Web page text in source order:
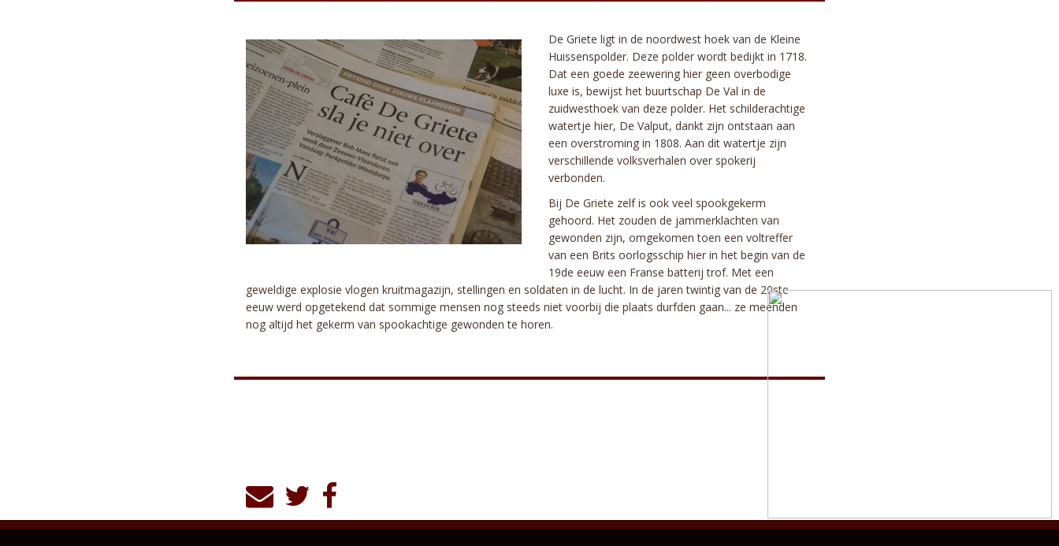
De Griete ligt in de noordwest hoek van de Kleine
Huissenspolder. Deze polder wordt bedijkt in 1718.
Dat een goede zeewering hier geen overbodige
luxe is, bewijst het buurtschap De Val in de
zuidwesthoek van deze polder. Het schilderachtige
watertje hier, De Valput, dankt zijn ontstaan aan
een overstroming in 1808. Aan dit watertje zijn
verschillende volksverhalen over spokerij
verbonden.
Bij De Griete zelf is ook veel spookgekerm
gehoord. Het zouden de jammerklachten van
gewonden zijn, omgekomen toen een voltreffer
van een Brits oorlogsschip hier in het begin van de
19de eeuw een Franse batterij trof. Met een
geweldige explosie vlogen kruitmagazijn, stellingen en soldaten in de lucht. In de jaren twintig van de 20ste
eeuw werd opgetekend dat sommige mensen nog steeds niet voorbij die plaats durfden gaan... ze meenden
nog altijd het gekerm van spookachtige gewonden te horen.